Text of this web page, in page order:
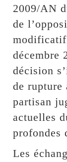
2009/AN
de
modificatif
décembre
décision
de rupture
partisan
actuelles
profondes
Les